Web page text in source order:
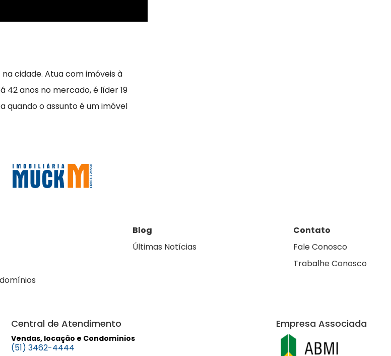
cidade. Atua com imóveis à
42 anos no mercado, é líder 19
quando o assunto é um imóvel
Blog
Últimas Notícias
Contato
Fale Conosco
Trabalhe Conosco
Central de Atendimento
Vendas, locação e Condomínios
(51) 3462-4444
Empresa Associada